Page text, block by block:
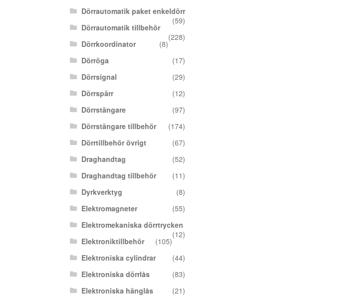
Dörrautomatik paket enkeldörr
(59)
Dörrautomatik tillbehör
(228)
Dörrkoordinator
(8)
Dörröga
(17)
Dörrsignal
(29)
Dörrspärr
(12)
Dörrstängare
(97)
Dörrstängare tillbehör
(174)
Dörrtillbehör övrigt
(67)
Draghandtag
(52)
Draghandtag tillbehör
(11)
Dyrkverktyg
(8)
Elektromagneter
(55)
Elektromekaniska dörrtrycken
(12)
Elektroniktillbehör
(105)
Elektroniska cylindrar
(44)
Elektroniska dörrlås
(83)
Elektroniska hänglås
(21)